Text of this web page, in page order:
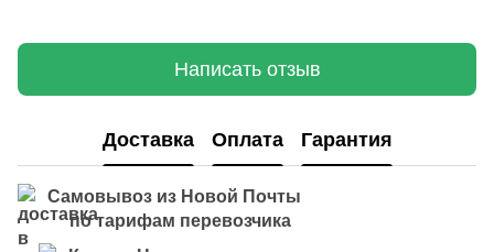
Написать отзыв
Доставка Оплата Гарантия
Самовывоз из Новой Почты
по тарифам перевозчика